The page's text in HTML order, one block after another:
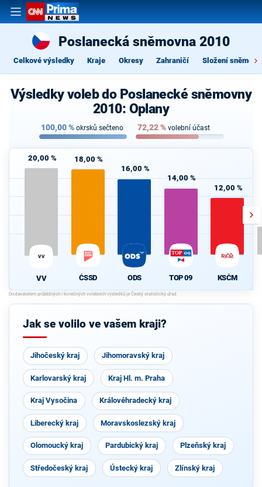
Poslanecká sněmovna 2010
Celkové výsledky Kraje Okresy Zahraničí Složení
Výsledky voleb do Poslanecké sněmovny
2010: Oplany
100,00% okrsků sečteno 72,22% volební účast
20,00 %
VV
VV
18,00 %
ČSSD
16,00 %
ODS
14,00 %
TOP 09
12,00 %
KSČM
Jak se volilo ve vašem kraji?
Jihočeský kraj Jihomoravský kraj
Karlovarský kraj Kraj Hl. m. Praha
Kraj Vysočina Královéhradecký kraj
Liberecký kraj Moravskoslezský kraj
Olomoucký kraj Pardubický kraj Plzeňský kraj
Středočeský kraj Ústecký kraj Zlínský kraj